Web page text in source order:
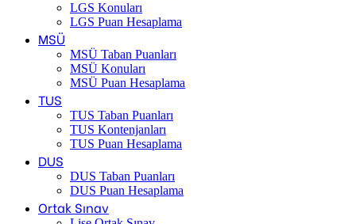
LGS Konuları
LGS Puan Hesaplama
MSÜ
MSÜ Taban Puanları
MSÜ Konuları
MSÜ Puan Hesaplama
TUS
TUS Taban Puanları
TUS Kontenjanları
TUS Puan Hesaplama
DUS
DUS Taban Puanları
DUS Puan Hesaplama
Ortak Sınav